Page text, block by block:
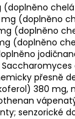
(doplněno
(doplněno
(doplněno
(doplněno
přesně
380 mg,
senzorické